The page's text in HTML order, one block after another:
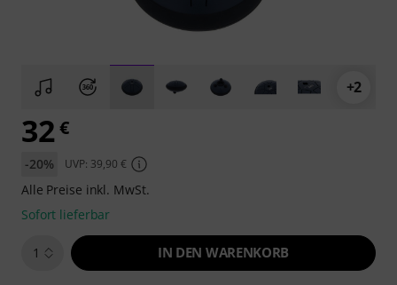
+2
32€
-20% UVP: 39,90 €
Alle Preise inkl. MwSt.
Sofort lieferbar
1 IN DEN WARENKORB